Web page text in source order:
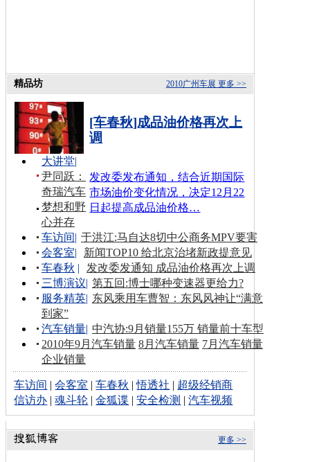
更多 >>
2010广州车展
精品坊
[车春秋]成品油价格再次上
调
发改委发布通知，结合近期国际
市场油价变化情况，决定12月22
日起提高成品油价格…
大讲堂|
尹同跃：
奇瑞汽车
梦想和野
心并存
车访间| 于洪江:马自达8切中公商务MPV要害
会客室|
新闻TOP10 给北京治堵新政提意见
车春秋 |
发改委发通知 成品油价格再次上调
三博演议| 第五回:博士哪种变速器更给力?
服务精英| 东风乘用车曹智：东风风神让“满意
到家”
汽车销量| 中汽协:9月销量155万 销量前十车型
2010年9月汽车销量 8月汽车销量 7月汽车销量
企业销量
车访间 |会客室 |车春秋 |悟透社 | 超级经销商
信访办 |魂斗轮 |金狐谍 |安全检测 |汽车视频
更多 >>